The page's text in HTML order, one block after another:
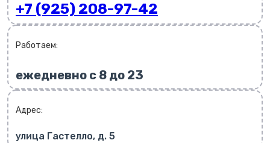
+7 (925) 208-97-42
Работаем:
ежедневно с 8 до 23
Адрес:
улица Гастелло, д. 5